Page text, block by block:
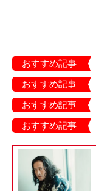
おすすめ記事
おすすめ記事
おすすめ記事
おすすめ記事